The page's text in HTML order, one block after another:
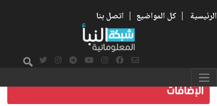
الرئيسية | كل المواضيع | اتصل بنا